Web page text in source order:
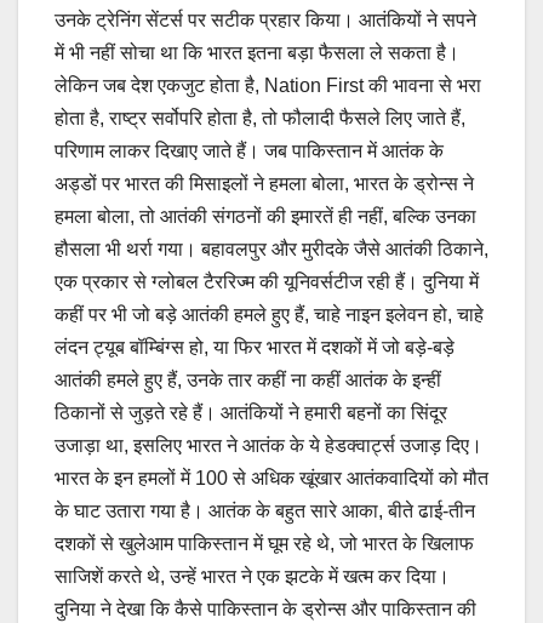
उनके ट्रेनिंग सेंटर्स पर सटीक प्रहार किया। आतंकियों ने सपने
में भी नहीं सोचा था कि भारत इतना बड़ा फैसला ले सकता है।
लेकिन जब देश एकजुट होता है, Nation First की भावना से भरा
होता है, राष्ट्र सर्वोपरि होता है, तो फौलादी फैसले लिए जाते हैं,
परिणाम लाकर दिखाए जाते हैं। जब पाकिस्तान में आतंक के
अड्डों पर भारत की मिसाइलों ने हमला बोला, भारत के ड्रोन्स ने
हमला बोला, तो आतंकी संगठनों की इमारतें ही नहीं, बल्कि उनका
हौसला भी थर्रा गया। बहावलपुर और मुरीदके जैसे आतंकी ठिकाने,
एक प्रकार से ग्लोबल टैररिज्म की यूनिवर्सटीज रही हैं। दुनिया में
कहीं पर भी जो बड़े आतंकी हमले हुए हैं, चाहे नाइन इलेवन हो, चाहे
लंदन ट्यूब बॉम्बिंग्स हो, या फिर भारत में दशकों में जो बड़े-बड़े
आतंकी हमले हुए हैं, उनके तार कहीं ना कहीं आतंक के इन्हीं
ठिकानों से जुड़ते रहे हैं। आतंकियों ने हमारी बहनों का सिंदूर
उजाड़ा था, इसलिए भारत ने आतंक के ये हेडक्वार्ट्स उजाड़ दिए।
भारत के इन हमलों में 100 से अधिक खूंखार आतंकवादियों को मौत
के घाट उतारा गया है। आतंक के बहुत सारे आका, बीते ढाई-तीन
दशकों से खुलेआम पाकिस्तान में घूम रहे थे, जो भारत के खिलाफ
साजिशें करते थे, उन्हें भारत ने एक झटके में खत्म कर दिया।
दुनिया ने देखा कि कैसे पाकिस्तान के ड्रोन्स और पाकिस्तान की